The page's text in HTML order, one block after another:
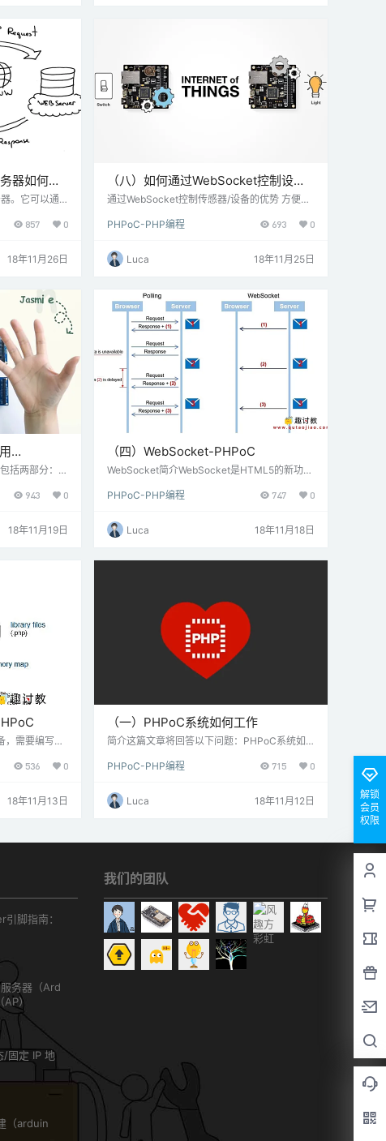
器如何工
。它可以通
源代码文件并
输入PHPoC
PHPoC设备发
857 0
18年11月26日
（八）如何通过WebSocket控制设备-
PHPoC
通过WebSocket控制传感器/设备的优势 方便创
打开/关闭LED）如何通过WebSocket控制传感
序代码：此代码包含： 用于形成网页的HTML和
CSS代码， JavaScript代码，在Web浏览器上
PHPoC-PHP编程 693 0
Luca 18年11月25日
应用程序-
括两部分：服
非主动关闭或
代码，
<?php includ
943 0
18年11月19日
（四）WebSocket-PHPoC
WebSocket简介WebSocket是HTML5的新功能
务器之间双向交换数据，而无需重新加载网页。
销。 简而言之，我们要在Web客户端和服务器之
间交换数据， 没有WebSocket， 我们需要重新
服务器上有数据，服务器必须等到客户端请求数
PHPoC-PHP编程 747 0
Luca 18年11月18日
需要编写PH
要做到这一
备上的目录
访问此目录
536 0
18年11月13日
（一）PHPoC系统如何工作
简介这篇文章将回答以下问题：PHPoC系统如
必需的？哪个PHP文件在PHPoC系统循环中是
HTTP请求？如何强制PHP文件在系统循环中运
行？如何使PHP文件不响应HTTP请求而运行要
多文件上传到PHPoC。PHP…
PHPoC-PHP编程 715 0
Luca 18年11月12日
解锁
会员
权限
脚指南：
务器（Ard
）
/固定 IP 地
（arduin
我们的团队